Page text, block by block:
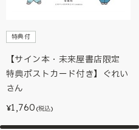
特典付
【サイン本・未来屋書店限定
特典ポストカード付き】ぐれい
さん
¥1,760 (税込)